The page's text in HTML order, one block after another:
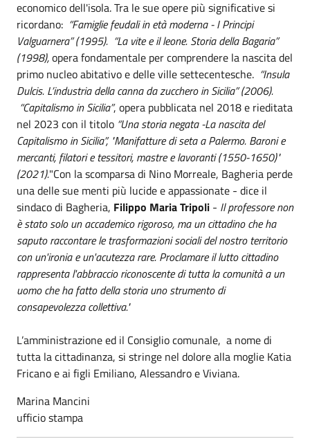
economico dell'isola. Tra le sue opere più significative si
ricordano: “Famiglie feudali in età moderna - I Principi
Valguarnera” (1995). “La vite e il leone. Storia della Bagaria”
(1998),opera fondamentale per comprendere la nascita del
primo nucleo abitativo e delle ville settecentesche. “Insula
Dulcis. L’industria della canna da zucchero in Sicilia” (2006).
“Capitalismo in Sicilia”, opera pubblicata nel 2018 e rieditata
nel 2023 con il titolo “Una storia negata -La nascita del
Capitalismo in Sicilia”, "Manifatture di seta a Palermo. Baroni e
mercanti, filatori e tessitori, mastre e lavoranti (1550-1650)"
(2021)."Con la scomparsa di Nino Morreale, Bagheria perde
una delle sue menti più lucide e appassionate - dice il
sindaco di Bagheria, Filippo Maria Tripoli - Il professore non
è stato solo un accademico rigoroso, ma un cittadino che ha
saputo raccontare le trasformazioni sociali del nostro territorio
con un'ironia e un'acutezza rare. Proclamare il lutto cittadino
rappresenta l'abbraccio riconoscente di tutta la comunità a un
uomo che ha fatto della storia uno strumento di
consapevolezza collettiva."
L’amministrazione ed il Consiglio comunale, a nome di
tutta la cittadinanza, si stringe nel dolore alla moglie Katia
Fricano e ai figli Emiliano, Alessandro e Viviana.
Marina Mancini
ufficio stampa